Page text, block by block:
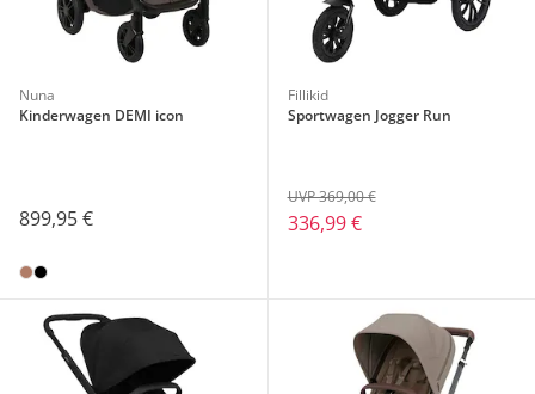
Nuna
Kinderwagen DEMI icon
899,95 €
Fillikid
Sportwagen Jogger Run
336,99 €
UVP 369,00 €